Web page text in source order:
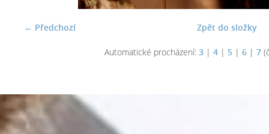
← Předchozí Zpět do složky
Automatické procházení: 3| 4| 5| 6| 7